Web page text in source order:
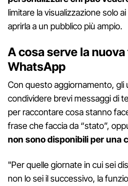
limitare la visualizzazione solo
aprirla a un pubblico più ampio.
A cosa serve la
WhatsApp
Con questo aggiornamento, gli
condividere brevi messaggi di
per raccontare cosa stanno
frase che faccia da “stato”,
non sono disponibili per una
"Per quelle giornate in cui sei
non lo sei il successivo, la